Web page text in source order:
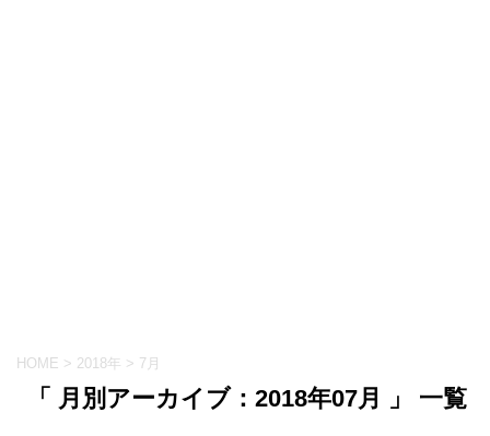
HOME > 2018年 > 7月
「 月別アーカイブ：2018年07月 」 一覧